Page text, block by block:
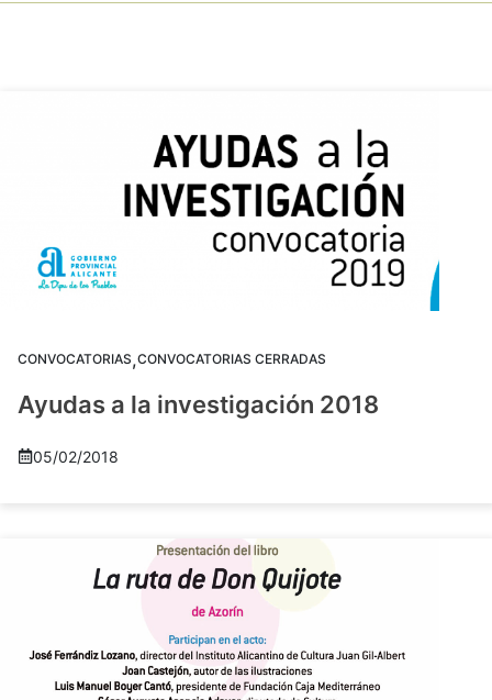
CONVOCATORIAS,CONVOCATORIAS CERRADAS
Ayudas a la investigación 2018
05/02/2018